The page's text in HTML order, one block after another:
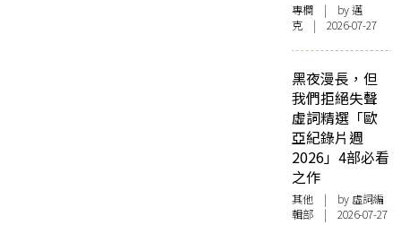
專欄 | by邁
克 | 2026-07-27
黑夜漫長，但
我們拒絕失聲
虛詞精選「歐
亞紀錄片週
2026」4部必看
之作
其他 | by 虛詞編
輯部 | 2026-07-27